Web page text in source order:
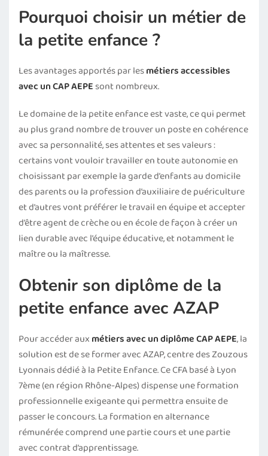
Pourquoi choisir un métier de
la petite enfance ?
Les avantages apportés par lesmétiers accessibles
avec un CAP AEPE sont nombreux.
Le domaine de la petite enfance est vaste, ce qui permet
au plus grand nombre de trouver un poste en cohérence
avec sa personnalité, ses attentes et ses valeurs :
certains vont vouloir travailler en toute autonomie en
choisissant par exemple la garde d’enfants au domicile
des parents ou la profession d’auxiliaire de puériculture
et d’autres vont préférer le travail en équipe et accepter
d’être agent de crèche ou en école de façon à créer un
lien durable avec l’équipe éducative, et notamment le
maître ou la maîtresse.
Obtenir son diplôme de la
petite enfance avec AZAP
Pour accéder aux métiers avec un diplôme CAP AEPE, la
solution est de se former avec AZAP, centre des Zouzous
Lyonnais dédié à la Petite Enfance. Ce CFA basé à Lyon
7ème (en région Rhône-Alpes) dispense une formation
professionnelle exigeante qui permettra ensuite de
passer le concours. La formation en alternance
rémunérée comprend une partie cours et une partie
avec contrat d’apprentissage.